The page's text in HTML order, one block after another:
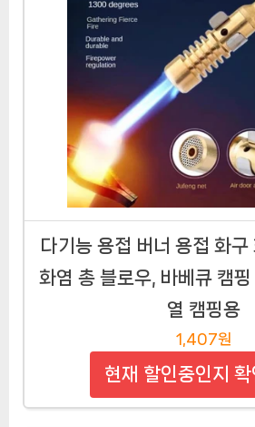
다기능 용접 버너 용접 화구
화염 총 블로우, 바베큐 캠
열 캠핑용
1,407원
현재 할인중인지 확